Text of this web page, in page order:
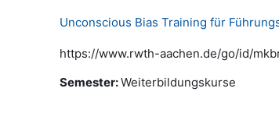
Unconscious Bias Training für
https://www.rwth-aachen.de/go/id/
Semester:Weiterbildungskurse